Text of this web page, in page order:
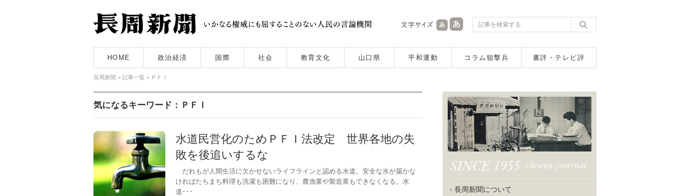
HOME 政治経済 国際 社会 教育文化 山口県 平和運動 コラム狙撃兵 書評・テレビ評
長周新聞 > 記事一覧 > ＰＦＩ
気になるキーワード：ＰＦＩ
水道民営化のためＰＦＩ法改定 世界各地の失
敗を後追いするな
だれもが人間生活に欠かせないライフラインと認める水道。安全な水が届かな
ければたちまち料理も洗濯も困難になり、農漁業や製造業もできなくなる。水
道･･･
長周新聞について